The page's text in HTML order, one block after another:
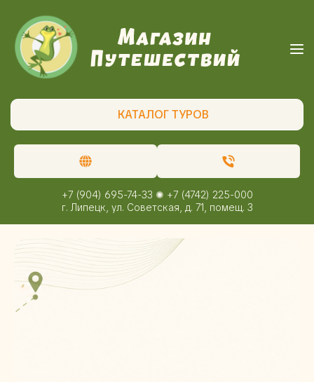
КАТАЛОГ ТУРОВ
+7 (904) 695-74-33 ✺ +7 (4742) 225-000
г. Липецк, ул. Советская, д. 71, помещ. 3